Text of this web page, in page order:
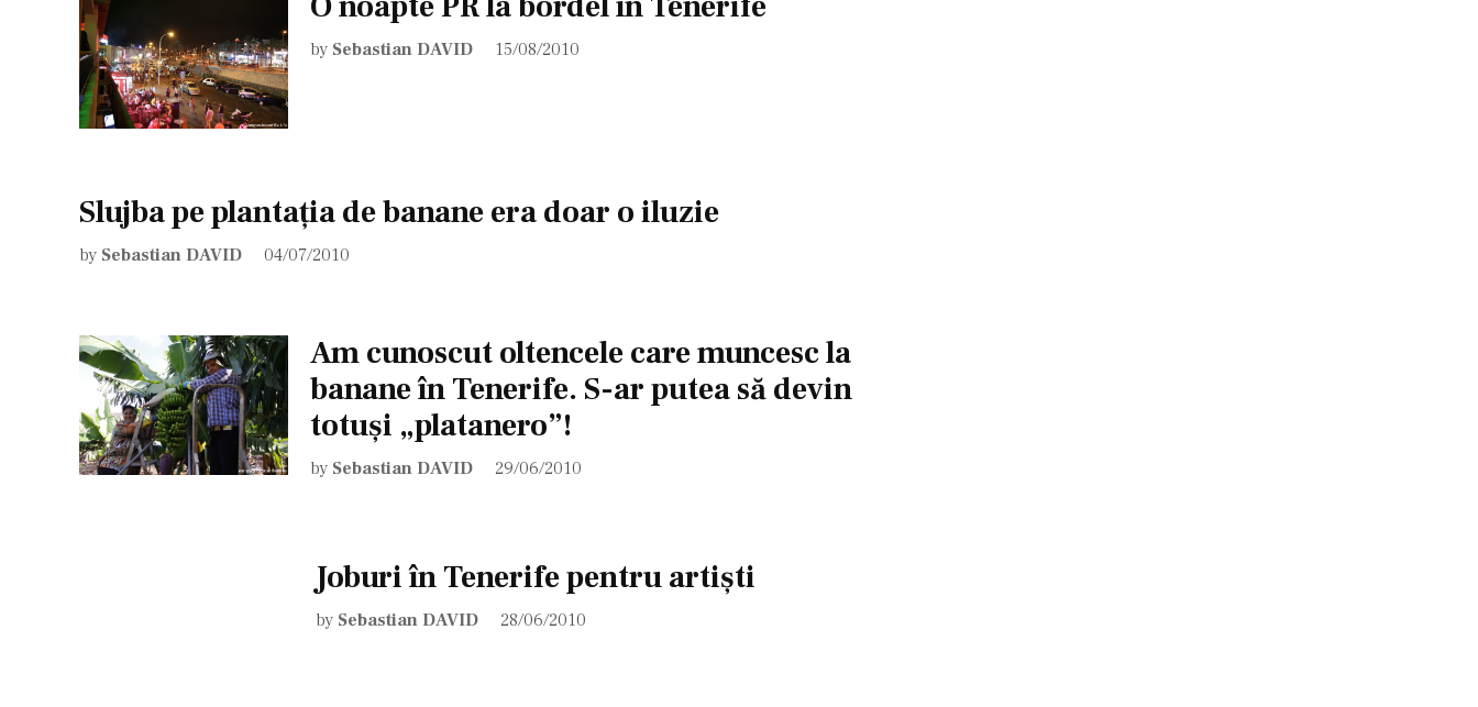
by Sebastian DAVID 15/08/2010
Slujba pe plantaţia de banane era doar o iluzie
by Sebastian DAVID 04/07/2010
Am cunoscut oltencele care muncesc la
banane în Tenerife. S-ar putea să devin
totuşi „platanero”!
by Sebastian DAVID 29/06/2010
Joburi în Tenerife pentru artişti
by Sebastian DAVID 28/06/2010